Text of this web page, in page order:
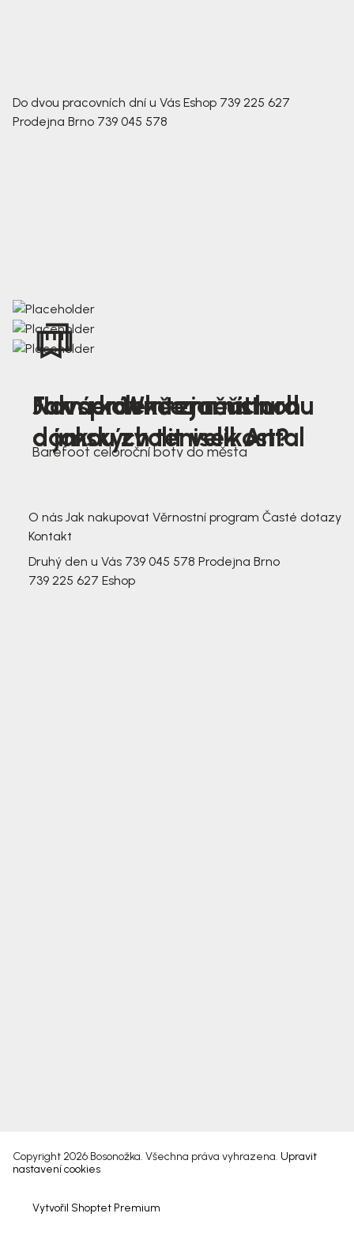
Do dvou pracovních dní u Vás Eshop 739 225 627
Prodejna Brno 739 045 578
Nová kolekce jarních
dámských tenisek Antal
Jak správně změřit nohu
a jakou zvolit velikost?
Farmer Winter mustard
Barefoot celoroční boty do města
O nás Jak nakupovat Věrnostní program Časté dotazy
Kontakt
Druhý den u Vás 739 045 578 Prodejna Brno
739 225 627 Eshop
Vytvořil Shoptet Premium
Copyright 2026 Bosonožka. Všechna práva vyhrazena. Upravit
nastavení cookies